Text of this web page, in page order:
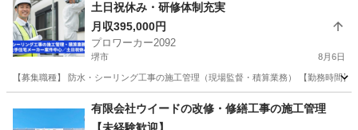
土日祝休み・研修体制充実
月収395,000円
プロワーカー2092
堺市 8月6日
【募集職種】 防水・シーリング工事の施工管理（現場監督・積算業務） 【勤務時
施工管理
有限会社ウイードの改修・修繕工事の施工管理